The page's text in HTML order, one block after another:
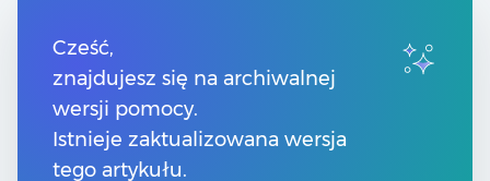
Przydatne linki
Spis treści
Pomoc Comarch Betterfly
Pomoc Comarch e-Sklep
Pomoc Comarch HRM
Cześć,
znajdujesz się na archiwalnej
wersji pomocy.
Istnieje zaktualizowana wersja
tego artykułu.